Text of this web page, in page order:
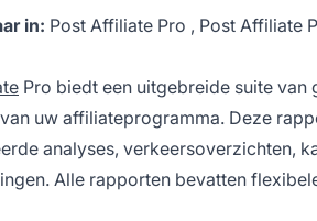
in: Post Affiliate Pro , Post Affiliate
Pro biedt een uitgebreide suite
uw affiliateprogramma. Deze
analyses, verkeersoverzichten,
Alle rapporten bevatten